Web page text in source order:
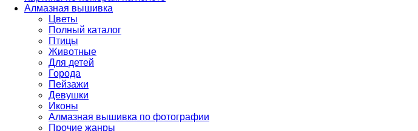
Алмазная вышивка
Цветы
Полный каталог
Птицы
Животные
Для детей
Города
Пейзажи
Девушки
Иконы
Алмазная вышивка по фотографии
Прочие жанры